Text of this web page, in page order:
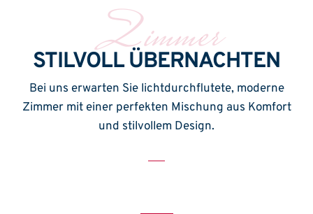
Zimmer
STILVOLL ÜBERNACHTEN
Bei uns erwarten Sie lichtdurchflutete, moderne
Zimmer mit einer perfekten Mischung aus Komfort
und stilvollem Design.